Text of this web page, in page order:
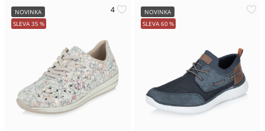
NOVINKA
SLEVA 35 %
NOVINKA
SLEVA 60%